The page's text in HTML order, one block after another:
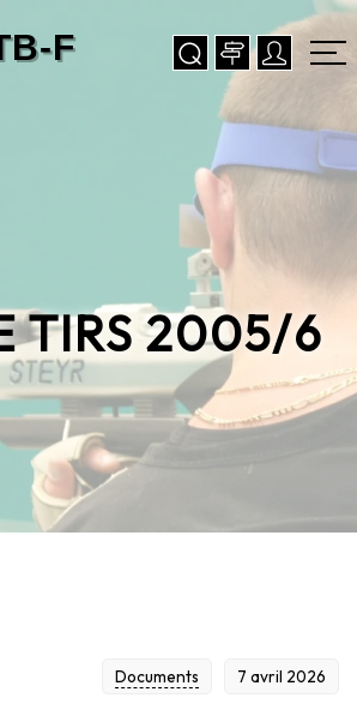
TIRS 2005/6
7 avril 2026
Documents